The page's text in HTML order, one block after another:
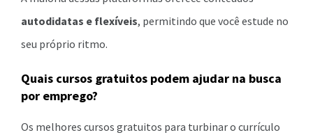
autodidatas e flexíveis, permitindo que você estude no
seu próprio ritmo.
Quais cursos gratuitos podem ajudar na busca
por emprego?
Os melhores cursos gratuitos para turbinar o currículo